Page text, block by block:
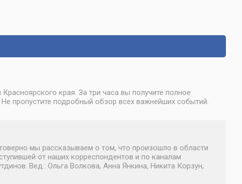
края. За три часа вы получите полное
пропустите подробный обзор всех важнейших событий.
мы рассказываем о том, что произошло в области
от наших корреспондентов и по каналам
Вед.: Ольга Волкова, Анна Янкина, Никита Корзун,